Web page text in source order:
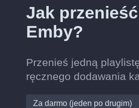
Jak
Emby?
Przenieś jedną
ręcznego dodawania
Za darmo (jeden po drugim)